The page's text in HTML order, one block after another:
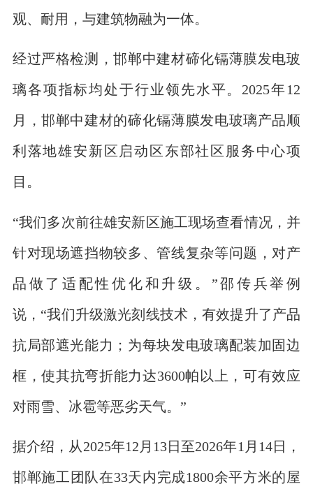
观、耐用，与建筑物融为一体。
经过严格检测，邯郸中建材碲化镉薄膜发电玻
璃各项指标均处于行业领先水平。2025年12
月，邯郸中建材的碲化镉薄膜发电玻璃产品顺
利落地雄安新区启动区东部社区服务中心项
目。
“我们多次前往雄安新区施工现场查看情况，并
针对现场遮挡物较多、管线复杂等问题，对产
品做了适配性优化和升级。”邵传兵举例
说，“我们升级激光刻线技术，有效提升了产品
抗局部遮光能力；为每块发电玻璃配装加固边
框，使其抗弯折能力达3600帕以上，可有效应
对雨雪、冰雹等恶劣天气。”
据介绍，从2025年12月13日至2026年1月14日，
邯郸施工团队在33天内完成1800余平方米的屋